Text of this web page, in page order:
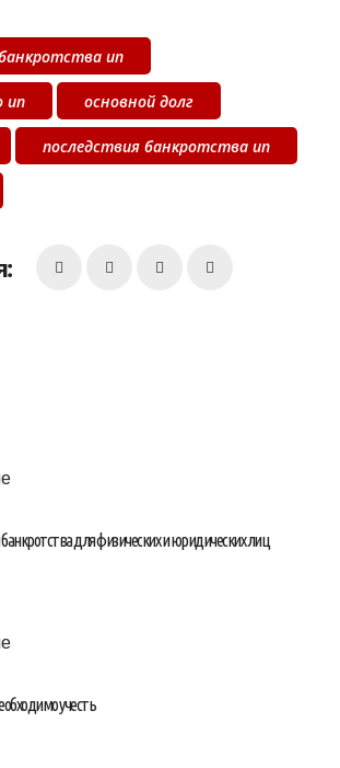
ип
ип основной долг
последствия банкротства ип
для физических и юридических лиц
учесть